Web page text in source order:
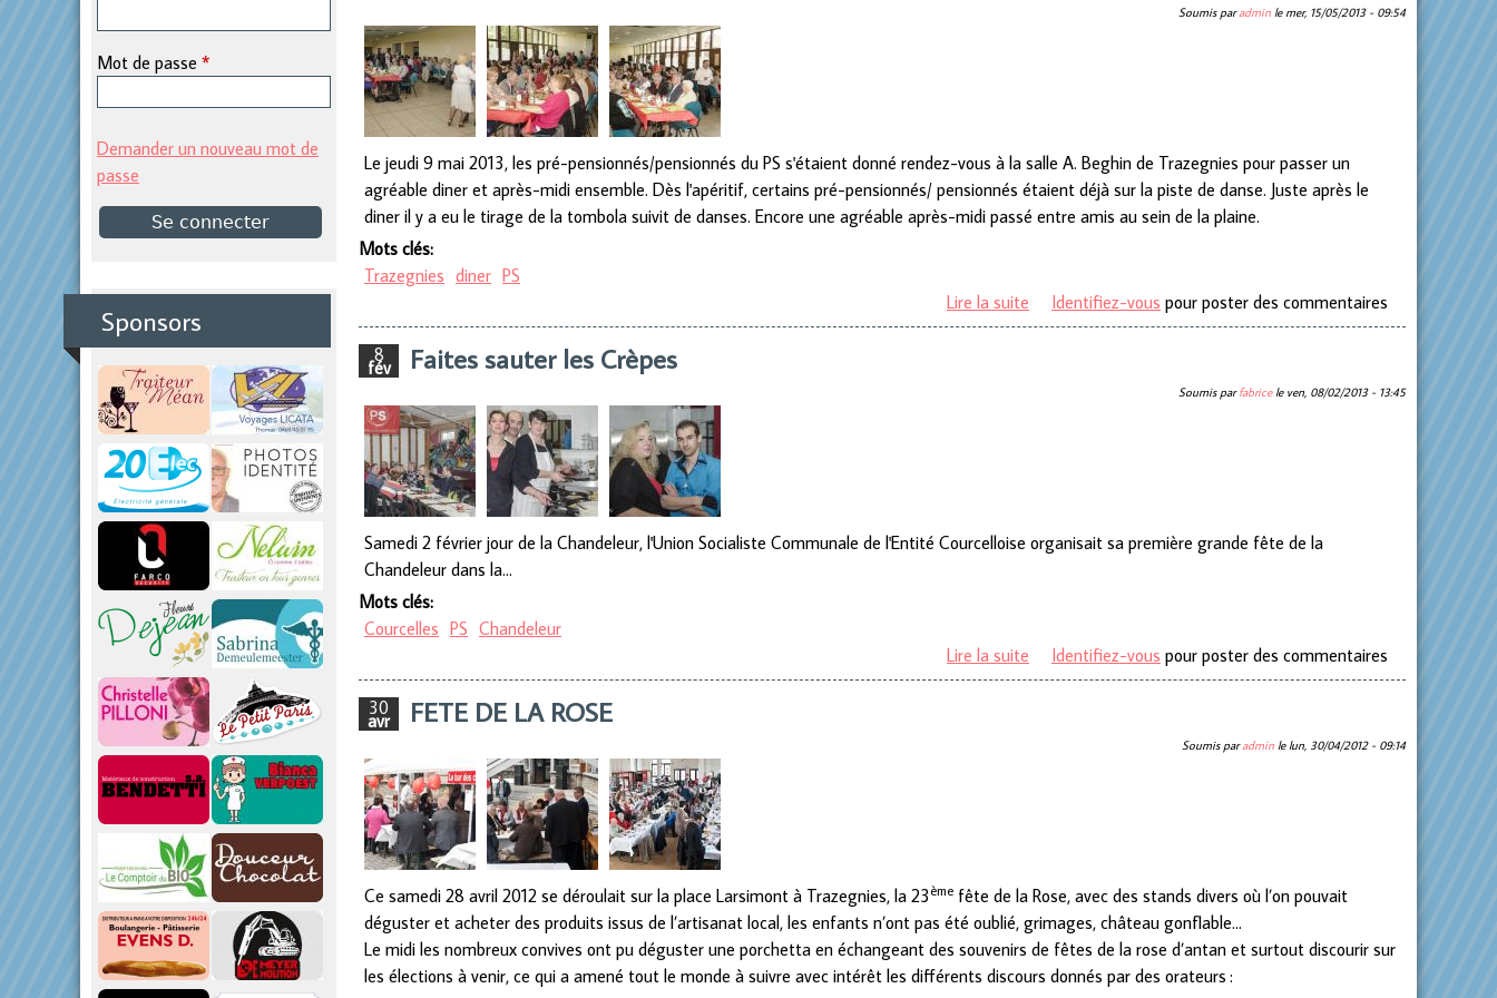
Soumis paradmin le mer, 15/05/2013 - 09:54
Le jeudi 9 mai 2013, les pré-pensionnés/pensionnés du PS s'étaient donné rendez-vous à la salle A. Beghin de Trazegnies pour passer un
agréable diner et après-midi ensemble. Dès l'apéritif, certains pré-pensionnés/ pensionnés étaient déjà sur la piste de danse. Juste après le
diner il y a eu le tirage de la tombola suivit de danses. Encore une agréable après-midi passé entre amis au sein de la plaine.
Mots clés:
Trazegnies diner PS
Lire la suite de Dîner chez les Pré & pensionnés de Trazegnies
Identifiez-vous pour poster des commentaires
8
fév Faites sauter les Crèpes
Soumis parfabricele ven, 08/02/2013 - 13:45
Samedi 2 février jour de la Chandeleur, l'Union Socialiste Communale de l'Entité Courcelloise organisait sa première grande fête de la
Chandeleur dans la…
Mots clés:
Courcelles PS Chandeleur
Lire la suite de Faites sauter les Crèpes
Identifiez-vous pour poster des commentaires
30
avr FETE DE LA ROSE
Soumis paradmin lelun, 30/04/2012 - 09:14
Ce samedi 28 avril 2012 se déroulait sur la place Larsimont à Trazegnies, la 23 ème fête de la Rose, avec des stands divers où l’on pouvait
déguster et acheter des produits issus de l’artisanat local, les enfants n’ont pas été oublié, grimages, château gonflable…
Le midi les nombreux convives ont pu déguster une porchetta en échangeant des souvenirs de fêtes de la rose d’antan et surtout discourir sur
les élections à venir, ce qui a amené tout le monde à suivre avec intérêt les différents discours donnés par des orateurs :
p
r
i
n
p
a
Mot de passe *
Demander un nouveau mot de
passe
Sponsors